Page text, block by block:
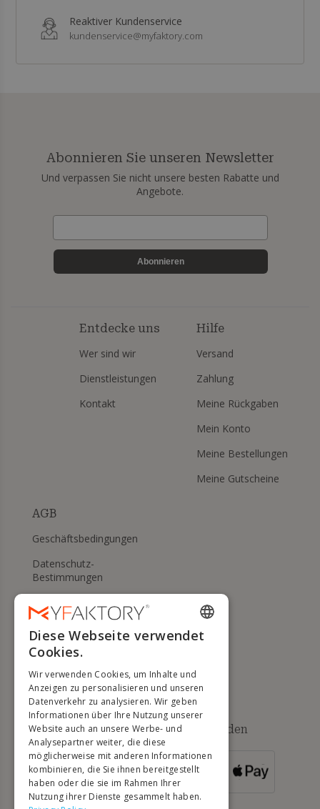
Reaktiver Kundenservice
kundenservice@myfaktory.com
Abonnieren Sie unseren Newsletter
Und verpassen Sie nicht unsere besten Rabatte und
Angebote.
Abonnieren
Entdecke uns
Wer sind wir
Dienstleistungen
Kontakt
Hilfe
Versand
Zahlung
Meine Rückgaben
Mein Konto
Meine Bestellungen
Meine Gutscheine
AGB
Geschäftsbedingungen
Datenschutz-
Bestimmungen
Meine Cookies verwalten
RÜCKGABERECHT
Verfügbare Zahlungsmethoden
FÜR
BESTELLUNGEN
ÜBER 500 €
ENGLISH
DUTCH
GERMAN
PORTUGUESE
SPANISH
Diese Webseite verwendet
Cookies.
Wir verwenden Cookies, um Inhalte und
Anzeigen zu personalisieren und unseren
Datenverkehr zu analysieren. Wir geben
Informationen über Ihre Nutzung unserer
Website auch an unsere Werbe- und
Analysepartner weiter, die diese
möglicherweise mit anderen Informationen
kombinieren, die Sie ihnen bereitgestellt
haben oder die sie im Rahmen Ihrer
Nutzung ihrer Dienste gesammelt haben.